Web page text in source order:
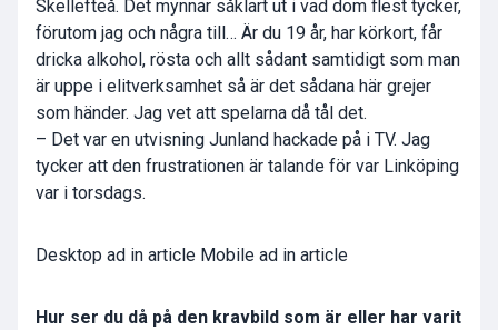
Skellefteå. Det mynnar såklart ut i vad dom flest tycker,
förutom jag och några till… Är du 19 år, har körkort, får
dricka alkohol, rösta och allt sådant samtidigt som man
är uppe i elitverksamhet så är det sådana här grejer
som händer. Jag vet att spelarna då tål det.
– Det var en utvisning Junland hackade på i TV. Jag
tycker att den frustrationen är talande för var Linköping
var i torsdags.
Desktop ad in article Mobile ad in article
Hur ser du då på den kravbild som är eller har varit